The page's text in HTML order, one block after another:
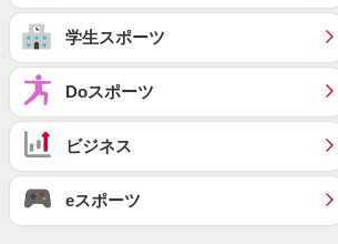
学生スポーツ
Doスポーツ
ビジネス
eスポーツ